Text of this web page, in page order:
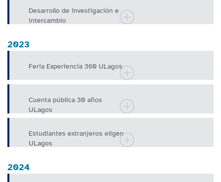
Desarrollo de investigación e
intercambio
2023
Feria Experiencia 360 ULagos
Cuenta pública 30 años
ULagos
Estudiantes extranjeros eligen
ULagos
2024